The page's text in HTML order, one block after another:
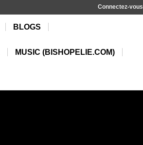
Connectez-vous
BLOGS
MUSIC (BISHOPELIE.COM)